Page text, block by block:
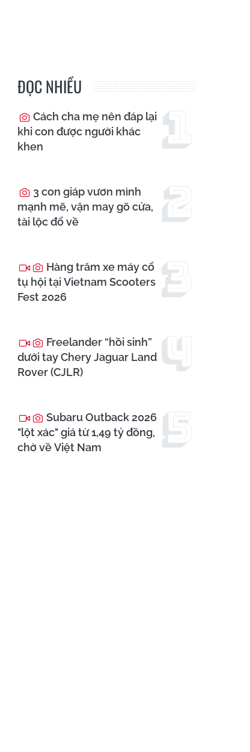
ĐỌC NHIỀU
Cách cha mẹ nên đáp lại
khi con được người khác
khen
3 con giáp vươn mình
mạnh mẽ, vận may gõ cửa,
tài lộc đổ về
Hàng trăm xe máy cổ
tụ hội tại Vietnam Scooters
Fest 2026
Freelander “hồi sinh”
dưới tay Chery Jaguar Land
Rover (CJLR)
Subaru Outback 2026
"lột xác" giá từ 1,49 tỷ đồng,
chờ về Việt Nam